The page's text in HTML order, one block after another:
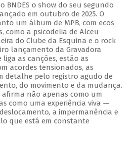
BNDES o show do seu segundo
em outubro de 2025. O
um álbum de MPB, com ecos
como a psicodelia de Alceu
do Clube da Esquina e o rock
lançamento da Gravadora
as canções, estão as
acordes tensionados, as
detalhe pelo registro agudo de
do movimento e da mudança.
afirma não apenas como um
como uma experiência viva —
a impermanência e
que está em constante